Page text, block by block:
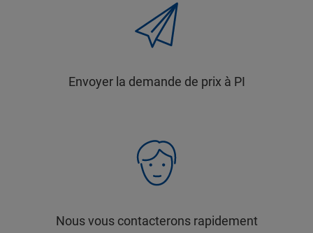
Envoyer la demande de prix à PI
Nous vous contacterons rapidement